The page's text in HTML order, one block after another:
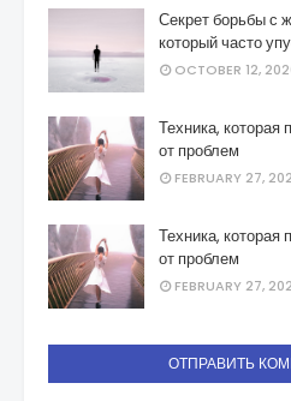
Секрет борьбы с
который часто
OCTOBER 12,
Техника, которая
от проблем
FEBRUARY 27,
Техника, которая
от проблем
FEBRUARY 27,
ОТПРАВИТЬ